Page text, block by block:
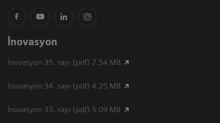
İnovasyon
İnovasyon 35. sayı (pdf) 7.54 MB
İnovasyon 34. sayı (pdf) 4.25 MB
İnovasyon 33. sayı (pdf) 5.09 MB